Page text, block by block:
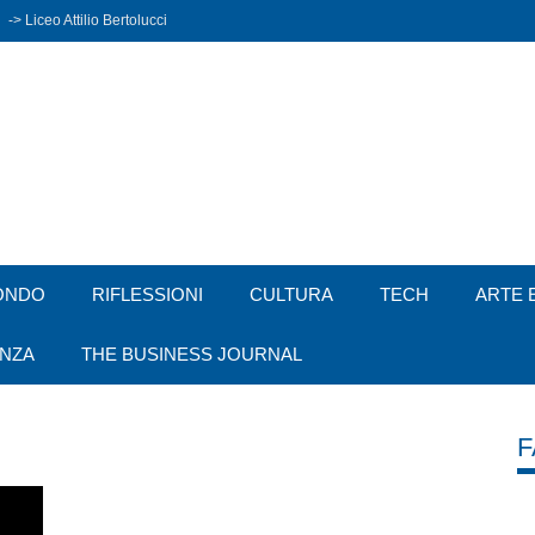
-> Liceo Attilio Bertolucci
RIFLESSIONI CULTURA TECH ARTE
THE BUSINESS JOURNAL